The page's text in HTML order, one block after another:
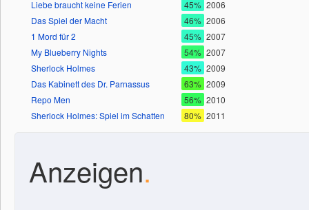
Liebe braucht keine Ferien
45% 2006
Das Spiel der Macht
46% 2006
1 Mord für 2
45% 2007
My Blueberry Nights
54% 2007
Sherlock Holmes
43% 2009
Das Kabinett des Dr. Parnassus
63% 2009
Repo Men
56% 2010
Sherlock Holmes: Spiel im Schatten
80% 2011
Anzeigen.